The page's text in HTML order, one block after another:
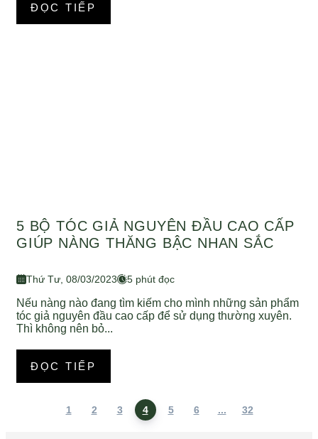
ĐỌC TIẾP
5 BỘ TÓC GIẢ NGUYÊN ĐẦU CAO CẤP
GIÚP NÀNG THĂNG BẬC NHAN SẮC
Thứ Tư, 08/03/2023 5 phút đọc
Nếu nàng nào đang tìm kiếm cho mình những sản phẩm
tóc giả nguyên đầu cao cấp để sử dụng thường xuyên.
Thì không nên bỏ...
ĐỌC TIẾP
1 2 3 4 5 6 ... 32